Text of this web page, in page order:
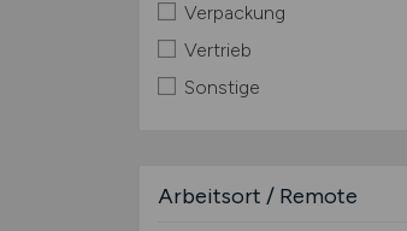
Verpackung
Vertrieb
Sonstige
Arbeitsort / Remote